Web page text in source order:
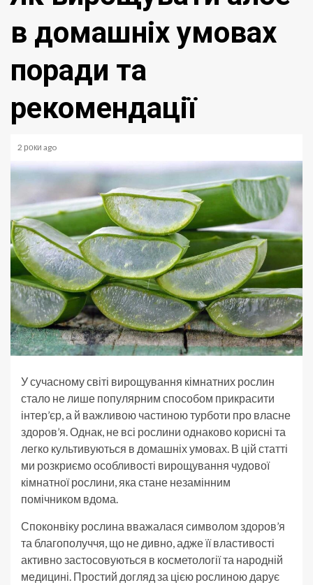
в домашніх умовах
поради та
рекомендації
2 роки ago
У сучасному світі вирощування кімнатних рослин
стало не лише популярним способом прикрасити
інтер’єр, а й важливою частиною турботи про власне
здоров’я. Однак, не всі рослини однаково корисні та
легко культивуються в домашніх умовах. В цій статті
ми розкриємо особливості вирощування чудової
кімнатної рослини, яка стане незамінним
помічником вдома.
Споконвіку рослина вважалася символом здоров’я
та благополуччя, що не дивно, адже її властивості
активно застосовуються в косметології та народній
медицині. Простий догляд за цією рослиною дарує